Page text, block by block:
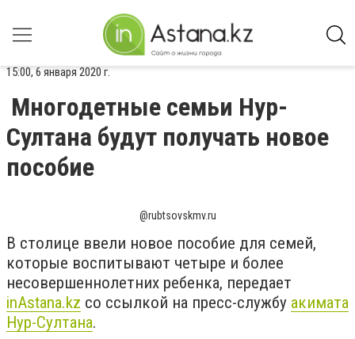
15:00, 6 января 2020 г.
Многодетные семьи Нур-
Султана будут получать новое
пособие
@rubtsovskmv.ru
В столице ввели новое пособие для семей,
которые воспитывают четыре и более
несовершеннолетних ребенка, передает
inAstana.kz со ссылкой на пресс-службу акимата
Нур-Султана.